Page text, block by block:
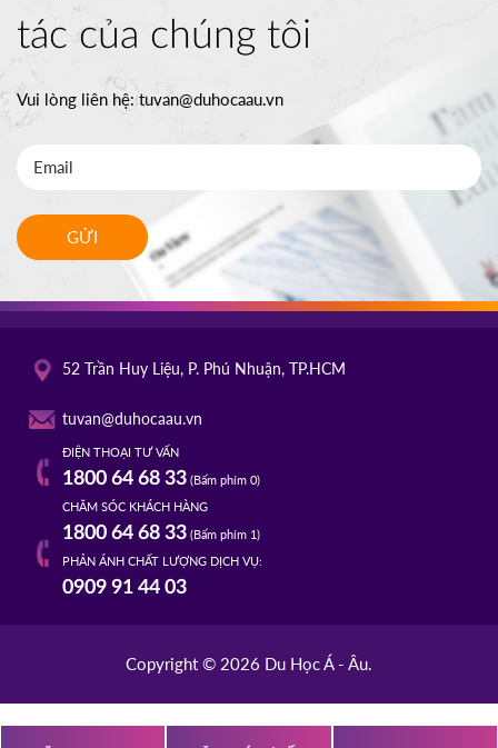
tác của chúng tôi
Vui lòng liên hệ:tuvan@duhocaau.vn
GỬI
52 Trần Huy Liệu, P. Phú Nhuận, TP.HCM
tuvan@duhocaau.vn
ĐIỆN THOẠI TƯ VẤN
1800 64 68 33(Bấm phím 0)
CHĂM SÓC KHÁCH HÀNG
1800 64 68 33(Bấm phím 1)
PHẢN ÁNH CHẤT LƯỢNG DỊCH VỤ:
0909 91 44 03
Copyright © 2026 Du Học Á - Âu.